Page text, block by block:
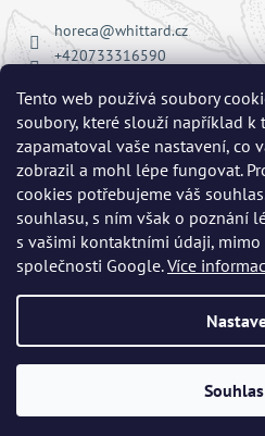
Tento web používá soubory
soubory, které slouží například k
zapamatoval vaše nastavení, co
zobrazil a mohl lépe fungovat.
cookies potřebujeme váš
souhlasu, s ním však o poznání
s vašimi kontaktními údaji,
společnosti Google.Více
horeca@whittard.cz
+420733316590
whittard_cz
Přijímáme online
Whittard of
Upravit